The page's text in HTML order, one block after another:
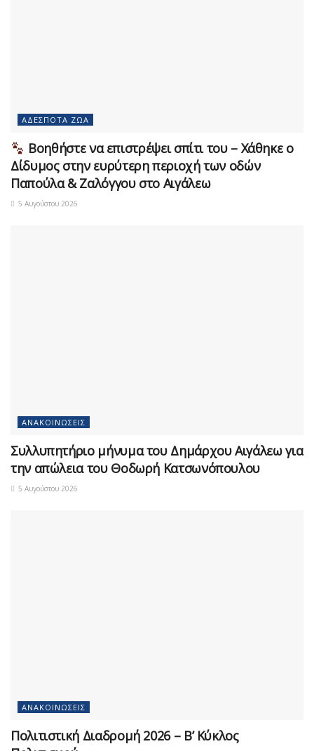
ΑΔΈΣΠΟΤΑ ΖΏΑ
Βοηθήστε να επιστρέψει σπίτι του – Χάθηκε ο
Δίδυμος στην ευρύτερη περιοχή των οδών
Παπούλα & Ζαλόγγου στο Αιγάλεω
5 Αυγούστου 2026
ΑΝΑΚΟΙΝΏΣΕΙΣ
Συλλυπητήριο μήνυμα του Δημάρχου Αιγάλεω για
την απώλεια του Θοδωρή Κατσωνόπουλου
5 Αυγούστου 2026
ΑΝΑΚΟΙΝΏΣΕΙΣ
Πολιτιστική Διαδρομή 2026 – Β’ Κύκλος